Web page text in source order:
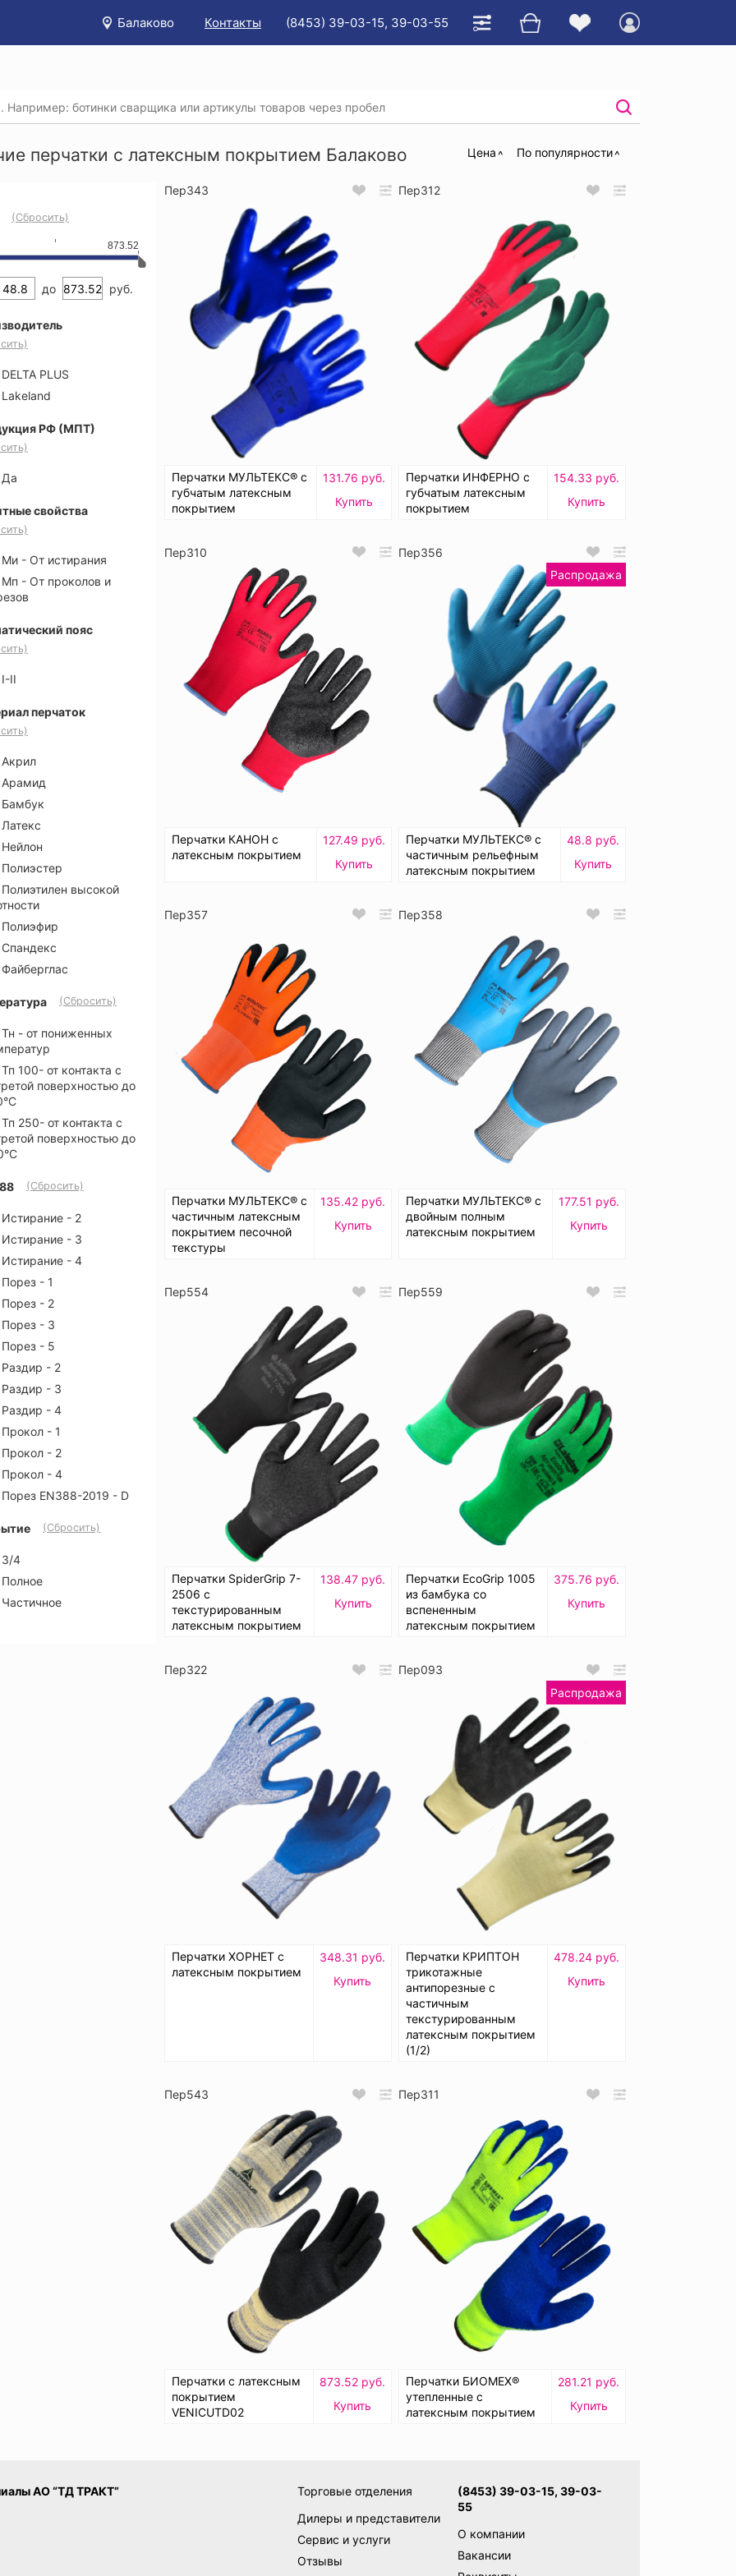
Балаково Контакты (8453) 39-03-15, 39-03-55
перчатки с латексным покрытием
перчатки с латексным покрытием Балаково Цена По популярности
(Сбросить)
873.52
до руб.
PLUS
РФ (МПТ)
свойства
- От истирания
- От проколов и
пояс
II
перчаток
высокой
(Сбросить)
- от пониженных
100- от контакта с
поверхностью до
250- от контакта с
поверхностью до
(Сбросить)
- 2
- 3
- 4
- 1
- 2
- 3
- 5
- 2
- 3
- 4
- 1
- 2
- 4
EN388-2019 - D
(Сбросить)
4
Пер343
Перчатки МУЛЬТЕКС® с
губчатым латексным
покрытием
131.76 руб.
Купить
Пер312
Перчатки ИНФЕРНО с
губчатым латексным
покрытием
154.33 руб.
Купить
Пер310
Перчатки КАНОН с
латексным покрытием
127.49 руб.
Купить
Пер356
Распродажа
Перчатки МУЛЬТЕКС® с
частичным рельефным
латексным покрытием
48.8 руб.
Купить
Пер357
Перчатки МУЛЬТЕКС® с
частичным латексным
покрытием песочной
текстуры
135.42 руб.
Купить
Пер358
Перчатки МУЛЬТЕКС® с
двойным полным
латексным покрытием
177.51 руб.
Купить
Пер554
Перчатки SpiderGrip 7-
2506 с
текстурированным
латексным покрытием
138.47 руб.
Купить
Пер559
Перчатки EcoGrip 1005
из бамбука со
вспененным
латексным покрытием
375.76 руб.
Купить
Пер322
Перчатки ХОРНЕТ с
латексным покрытием
348.31 руб.
Купить
Пер093
Распродажа
Перчатки КРИПТОН
трикотажные
антипорезные с
частичным
текстурированным
латексным покрытием
(1/2)
478.24 руб.
Купить
Пер543
Перчатки с латексным
покрытием
VENICUTD02
873.52 руб.
Купить
Пер311
Перчатки БИОМЕХ®
утепленные с
латексным покрытием
281.21 руб.
Купить
АО “ТД ТРАКТ”
Торговые отделения
Дилеры и представители
Сервис и услуги
Отзывы
(8453) 39-03-15, 39-03-
55
О компании
Вакансии